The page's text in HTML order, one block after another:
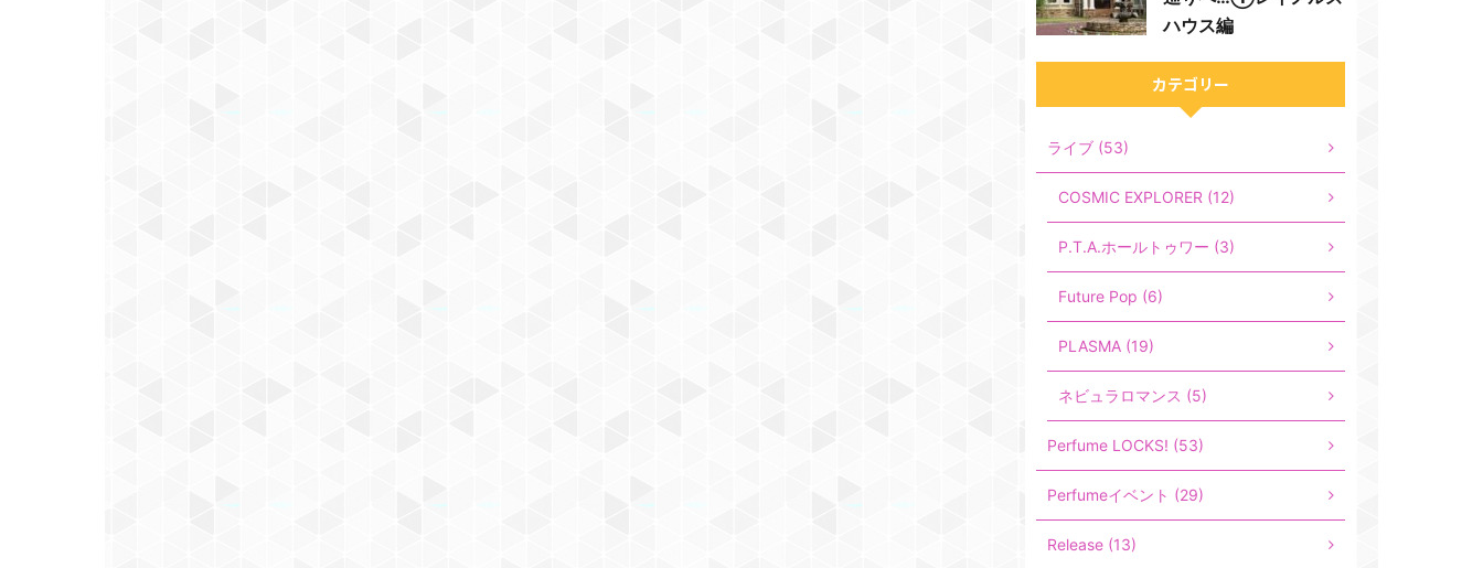
ハウス編
カテゴリー
ライブ (53)
COSMIC EXPLORER (12)
P.T.A.ホールトゥワー (3)
Future Pop (6)
PLASMA (19)
ネビュラロマンス (5)
Perfume LOCKS! (53)
Perfumeイベント (29)
Release (13)